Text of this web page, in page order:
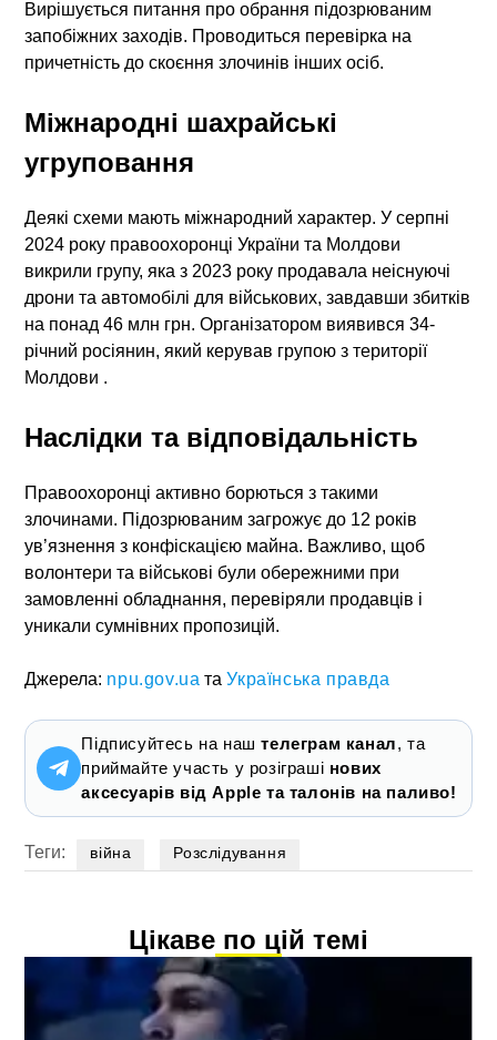
Вирішується питання про обрання підозрюваним
запобіжних заходів. Проводиться перевірка на
причетність до скоєння злочинів інших осіб.
Міжнародні шахрайські
угруповання
Деякі схеми мають міжнародний характер. У серпні
2024 року правоохоронці України та Молдови
викрили групу, яка з 2023 року продавала неіснуючі
дрони та автомобілі для військових, завдавши збитків
на понад 46 млн грн. Організатором виявився 34-
річний росіянин, який керував групою з території
Молдови .
Наслідки та відповідальність
Правоохоронці активно борються з такими
злочинами. Підозрюваним загрожує до 12 років
ув’язнення з конфіскацією майна. Важливо, щоб
волонтери та військові були обережними при
замовленні обладнання, перевіряли продавців і
уникали сумнівних пропозицій.​
Джерела: npu.gov.ua таУкраїнська правда
Підписуйтесь на наштелеграм канал, та
приймайте участь у розіграші нових
аксесуарів від Apple та талонів на паливо!
Теги: війна Розслідування
Цікаве по цій темі